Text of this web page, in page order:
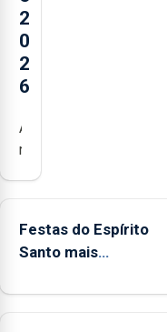
2
0
2
6
Açores
registaram
mais
ocorrências
e
Festas do Espírito
Santo mais